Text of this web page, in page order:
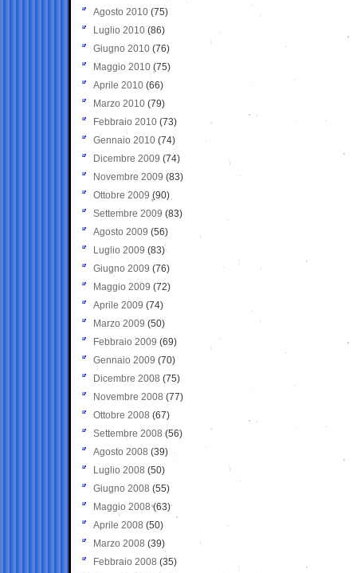
Agosto 2010 (75)
Luglio 2010 (86)
Giugno 2010 (76)
Maggio 2010 (75)
Aprile 2010 (66)
Marzo 2010 (79)
Febbraio 2010 (73)
Gennaio 2010 (74)
Dicembre 2009 (74)
Novembre 2009 (83)
Ottobre 2009 (90)
Settembre 2009 (83)
Agosto 2009 (56)
Luglio 2009 (83)
Giugno 2009 (76)
Maggio 2009 (72)
Aprile 2009 (74)
Marzo 2009 (50)
Febbraio 2009 (69)
Gennaio 2009 (70)
Dicembre 2008 (75)
Novembre 2008 (77)
Ottobre 2008 (67)
Settembre 2008 (56)
Agosto 2008 (39)
Luglio 2008 (50)
Giugno 2008 (55)
Maggio 2008(63)
Aprile 2008 (50)
Marzo 2008 (39)
Febbraio 2008 (35)